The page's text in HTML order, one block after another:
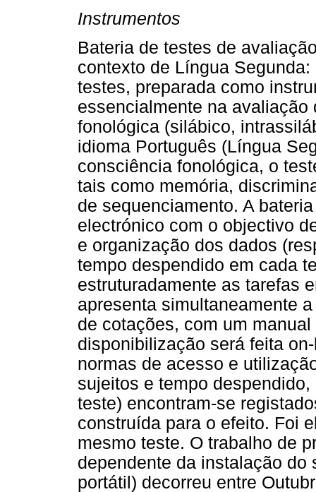
Instrumentos
Bateria de testes de
contexto de Língua
testes, preparada como
essencialmente na
fonológica (silábico,
idioma Português (Língua
consciência fonológica, o
tais como memória,
de sequenciamento. A
electrónico com o objectivo
e organização dos dados
tempo despendido em cada
estruturadamente as tarefas
apresenta simultaneamente
de cotações, com um
disponibilização será feita
normas de acesso e
sujeitos e tempo
teste) encontram-se
construída para o efeito. Foi
mesmo teste. O trabalho de
dependente da instalação do
portátil) decorreu entre